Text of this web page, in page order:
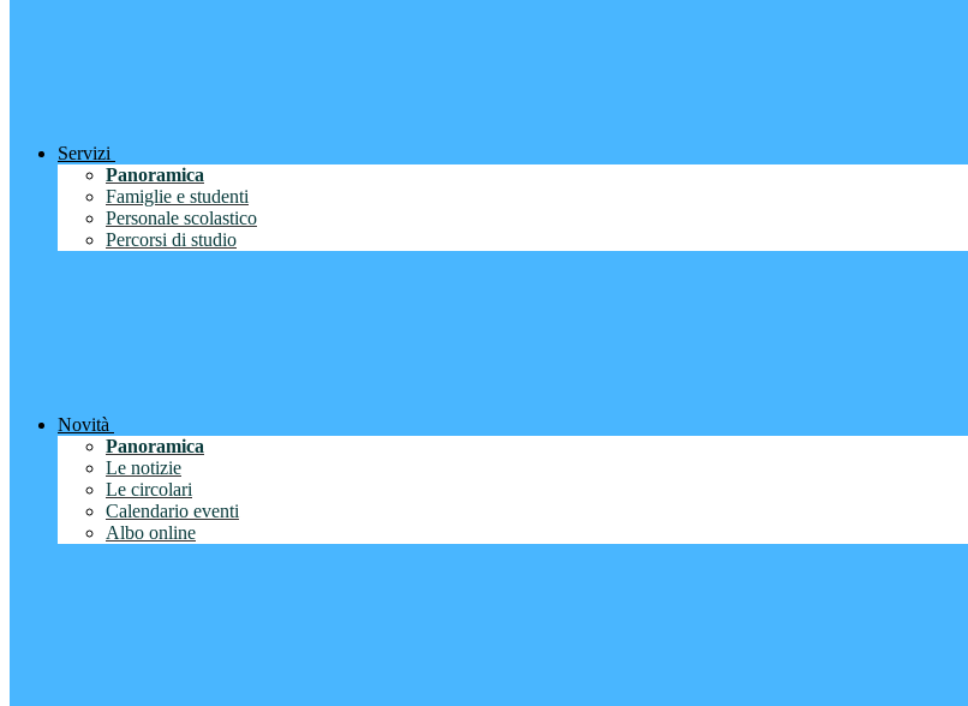
Servizi
Panoramica
Famiglie e studenti
Personale scolastico
Percorsi di studio
Novità
Panoramica
Le notizie
Le circolari
Calendario eventi
Albo online